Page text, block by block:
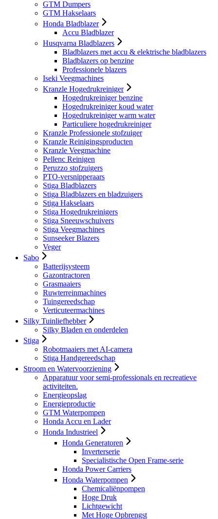
GTM Dumpers
GTM Hakselaars
Honda Bladblazer
Accu Bladblazer
Husqvarna Bladblazers
Bladblazers met accu & elektrische bladblazers
Bladblazers op benzine
Professionele blazers
Iseki Veegmachines
Kranzle Hogedrukreiniger
Hogedrukreiniger benzine
Hogedrukreiniger koud water
Hogedrukreiniger warm water
Particuliere hogedrukreiniger
Kranzle Professionele stofzuiger
Kranzle Reinigingsproducten
Kranzle Veegmachine
Pellenc Reinigen
Peruzzo stofzuigers
PTO-versnipperaars
Stiga Bladblazers
Stiga Bladblazers en bladzuigers
Stiga Hakselaars
Stiga Hogedrukreinigers
Stiga Sneeuwschuivers
Stiga Veegmachines
Sunseeker Blazers
Veger
Sabo
Batterijsysteem
Gazontractoren
Grasmaaiers
Ruwterreinmachines
Tuingereedschap
Verticuteermachines
Silky Tuinliefhebber
Silky Bladen en onderdelen
Stiga
Robotmaaiers met AI-camera
Stiga Handgereedschap
Stroom en Watervoorziening
Apparatuur voor semi-professionals en recreatieve
activiteiten.
Energieopslag
Energieproductie
GTM Waterpompen
Honda Accu en Lader
Honda Industrieel
Honda Generatoren
Inverterserie
Specialistische Open Frame-serie
Honda Power Carriers
Honda Waterpompen
Chemicaliënpompen
Hoge Druk
Lichtgewicht
Met Hoge Opbrengst